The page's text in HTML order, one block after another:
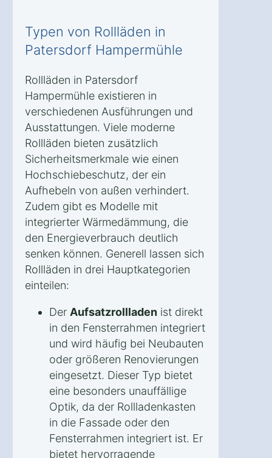
Typen von Rollläden in
Patersdorf Hampermühle
Rollläden in Patersdorf
Hampermühle existieren in
verschiedenen Ausführungen und
Ausstattungen. Viele moderne
Rollläden bieten zusätzlich
Sicherheitsmerkmale wie einen
Hochschiebeschutz, der ein
Aufhebeln von außen verhindert.
Zudem gibt es Modelle mit
integrierter Wärmedämmung, die
den Energieverbrauch deutlich
senken können. Generell lassen sich
Rollläden in drei Hauptkategorien
einteilen:
Der Aufsatzrollladen ist direkt
in den Fensterrahmen integriert
und wird häufig bei Neubauten
oder größeren Renovierungen
eingesetzt. Dieser Typ bietet
eine besonders unauffällige
Optik, da der Rollladenkasten
in die Fassade oder den
Fensterrahmen integriert ist. Er
bietet hervorragende